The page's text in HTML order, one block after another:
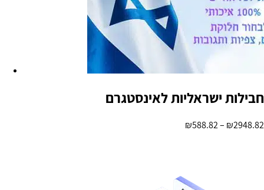
חבילות ישראליות לאינסטגרם
₪588.82– ₪2948.82